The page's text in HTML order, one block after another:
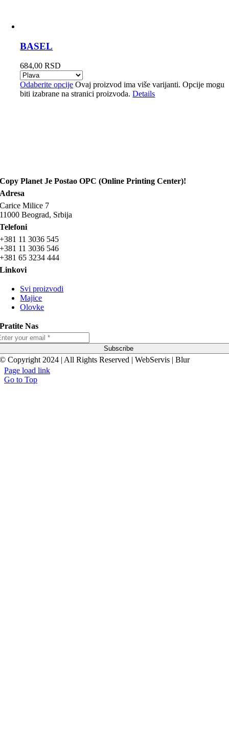
BASEL
684,00RSD
Odaberite opcije Ovaj proizvod ima više varijanti. Opcije mogu
biti izabrane na stranici proizvoda.Details
Copy Planet Je Postao OPC (Online Printing Center)!
Adresa
Carice Milice 7
11000 Beograd, Srbija
Telefoni
+381 11 3036 545
+381 11 3036 546
+381 65 3234 444
Linkovi
Svi proizvodi
Majice
Olovke
Pratite Nas
Subscribe
© Copyright 2024 | All Rights Reserved | WebServis | Blur
Page load link
Go to Top